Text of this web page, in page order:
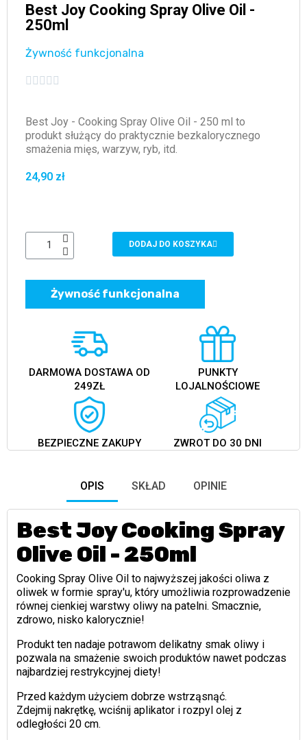
Best Joy Cooking Spray Olive Oil -
250ml
Żywność funkcjonalna
    
Best Joy - Cooking Spray Olive Oil - 250 ml to
produkt służący do praktycznie bezkalorycznego
smażenia mięs, warzyw, ryb, itd.
24,90 zł
DODAJ DO KOSZYKA
Żywność funkcjonalna
DARMOWA DOSTAWA OD
249ZŁ
PUNKTY
LOJALNOŚCIOWE
BEZPIECZNE ZAKUPY ZWROT DO 30 DNI
OPIS SKŁAD OPINIE
Best Joy Cooking Spray
Olive Oil - 250ml
Cooking Spray Olive Oil to najwyższej jakości oliwa z
oliwek w formie spray'u, który umożliwia rozprowadzenie
równej cienkiej warstwy oliwy na patelni. Smacznie,
zdrowo, nisko kalorycznie!
Produkt ten nadaje potrawom delikatny smak oliwy i
pozwala na smażenie swoich produktów nawet podczas
najbardziej restrykcyjnej diety!
Przed każdym użyciem dobrze wstrząsnąć.
Zdejmij nakrętkę, wciśnij aplikator i rozpyl olej z
odległości 20 cm.